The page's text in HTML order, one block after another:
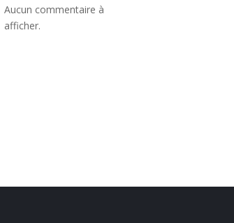
Aucun commentaire à
afficher.